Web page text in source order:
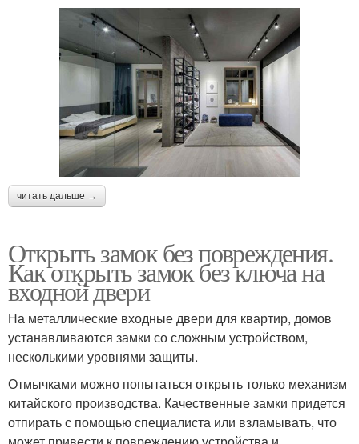
читать дальше →
Открыть замок без повреждения.
Как открыть замок без ключа на
входной двери
На металлические входные двери для квартир, домов
устанавливаются замки со сложным устройством,
несколькими уровнями защиты.
Отмычками можно попытаться открыть только механизм
китайского производства. Качественные замки придется
отпирать с помощью специалиста или взламывать, что